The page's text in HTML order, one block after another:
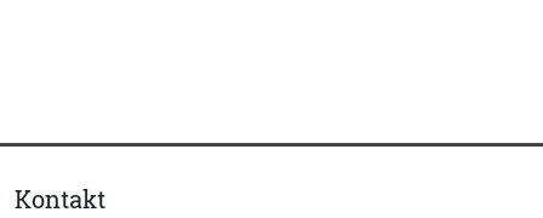
Kontakt